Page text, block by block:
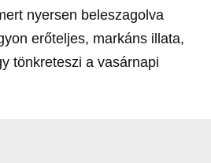
nyersen beleszagolva
erőteljes, markáns illata,
tönkreteszi a vasárnapi